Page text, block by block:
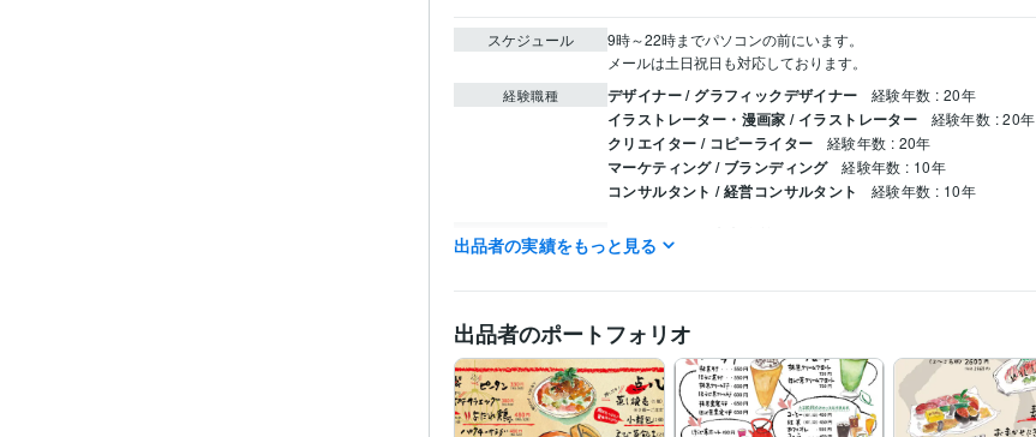
スケジュール
9時～22時までパソコンの前にいます。
メールは土日祝日も対応しております。
経験職種 デザイナー / グラフィックデザイナー 経験年数 : 20年
イラストレーター・漫画家 / イラストレーター 経験年数 : 20年
クリエイター / コピーライター 経験年数 : 20年
マーケティング / ブランディング 経験年数 : 10年
コンサルタント / 経営コンサルタント 経験年数 : 10年
職歴 マネジメント長山事務所
デザイン 筆文字
デザイン制作
語学力 英語 日常会話レベル
出品者の実績をもっと見る
出品者のポートフォリオ